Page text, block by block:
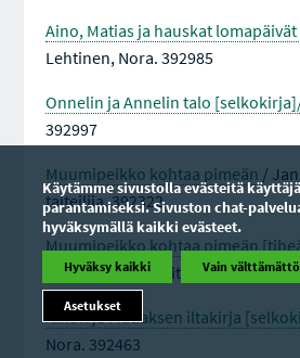
Aino, Matias ja hauskat
Lehtinen, Nora. 392985
Onnelin ja Annelin talo
392997
Muumipeikko kohtaa pimeän /
taiteilija. 392322
Muumipeikko kohtaa pimeän
Jansson, Tove, taiteilija. 392321
Ainon ja Matiaksen iltakirja
Nora. 392463
Käytämme sivustolla evästeitä
parantamiseksi. Sivuston chat-
hyväksymällä kaikki evästeet.
Hyväksy kaikki Vain
Asetukset